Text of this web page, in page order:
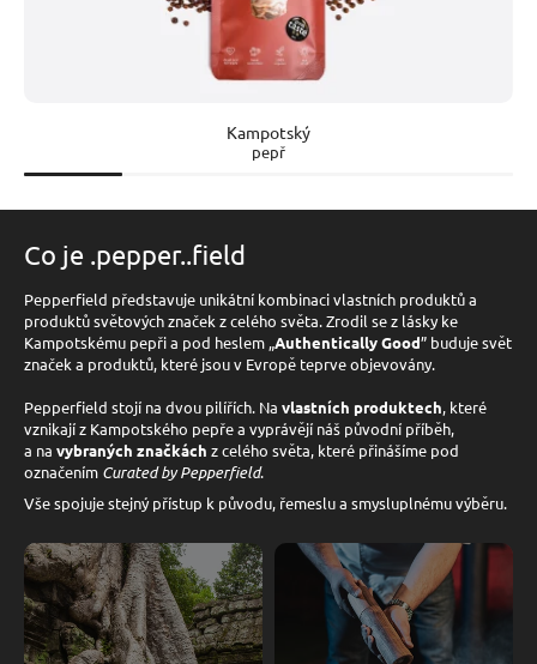
Kampotský
pepř
Co je .pepper..field
Pepperfield představuje unikátní kombinaci vlastních produktů a
produktů světových značek z celého světa. Zrodil se z lásky ke
Kampotskému pepři a pod heslem „Authentically Good” buduje svět
značek a produktů, které jsou v Evropě teprve objevovány.
Pepperfield stojí na dvou pilířích. Na vlastních produktech, které
vznikají z Kampotského pepře a vyprávějí náš původní příběh,
a na vybraných značkách z celého světa, které přinášíme pod
označením Curated by Pepperfield.
Vše spojuje stejný přístup k původu, řemeslu a smysluplnému výběru.